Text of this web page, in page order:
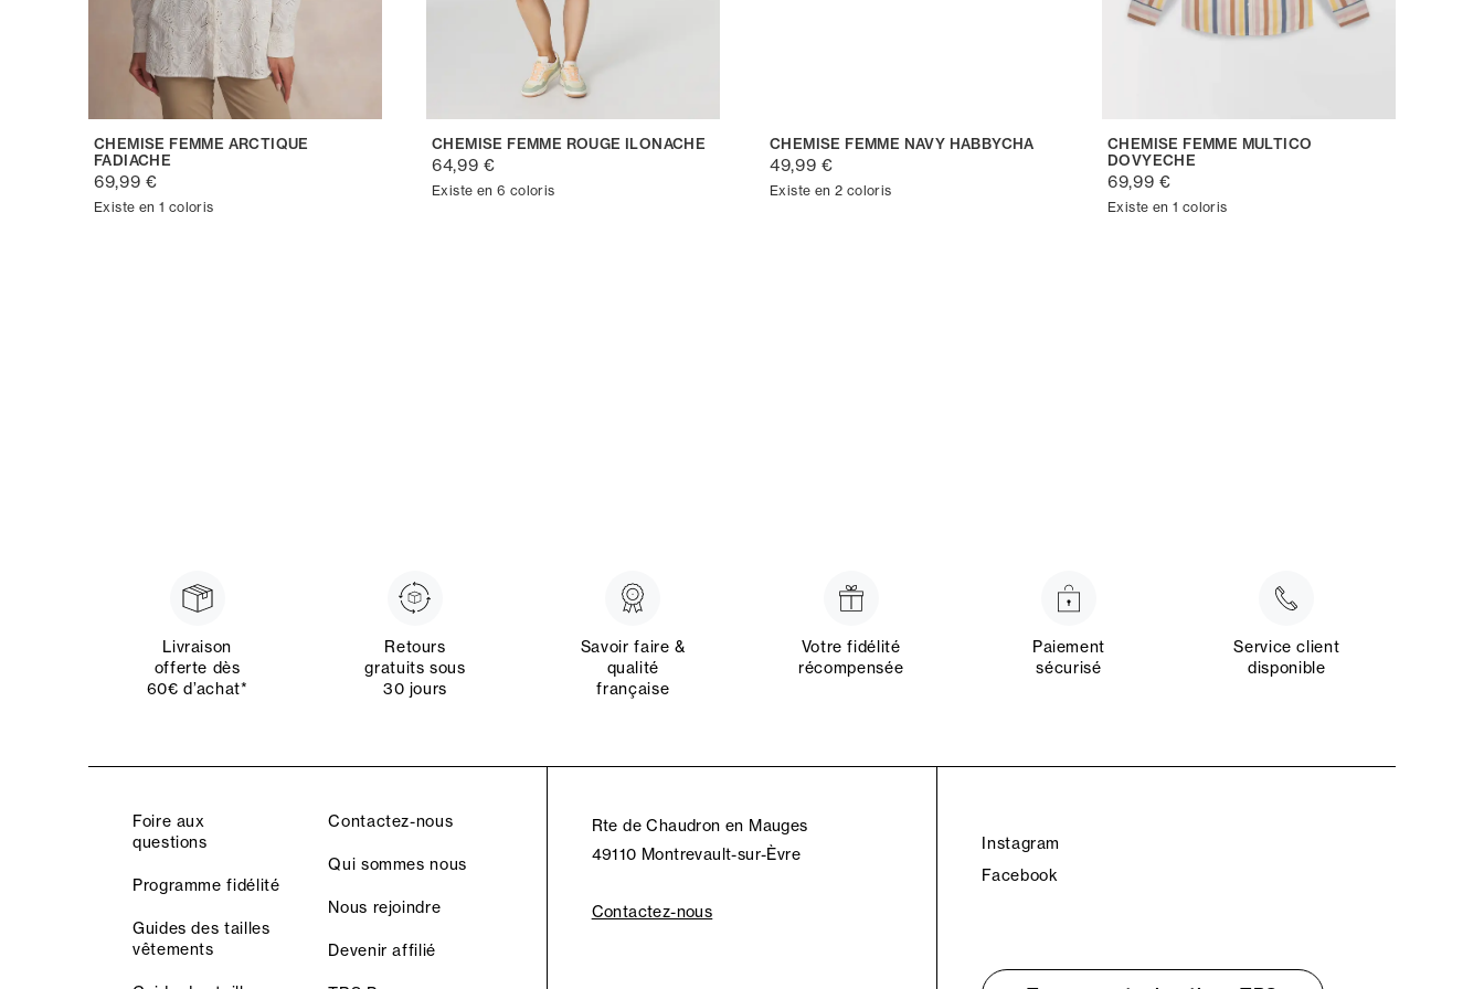
CHEMISE FEMME ARCTIQUE
FADIACHE
69,99 €
Existe en 1 coloris
CHEMISE FEMME ROUGE ILONACHE
64,99 €
Existe en 6 coloris
CHEMISE FEMME NAVY HABBYCHA
49,99 €
Existe en 2 coloris
CHEMISE FEMME MULTICO
DOVYECHE
69,99 €
Existe en 1 coloris
Livraison
offerte dès
60€ d’achat*
Retours
gratuits sous
30 jours
Savoir faire &
qualité
française
Votre fidélité
récompensée
Paiement
sécurisé
Service client
disponible
Foire aux
questions
Programme fidélité
Guides des tailles
vêtements
Contactez-nous
Qui sommes nous
Nous rejoindre
Devenir affilié
Rte de Chaudron en Mauges
49110 Montrevault-sur-Èvre
Contactez-nous
Instagram
Facebook